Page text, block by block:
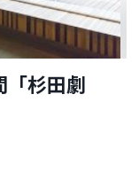
「杉田劇